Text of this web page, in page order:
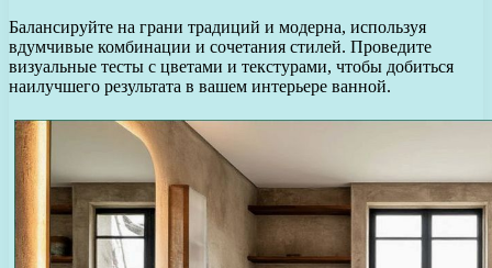
Балансируйте на грани традиций и модерна, используя
вдумчивые комбинации и сочетания стилей. Проведите
визуальные тесты с цветами и текстурами, чтобы добиться
наилучшего результата в вашем интерьере ванной.